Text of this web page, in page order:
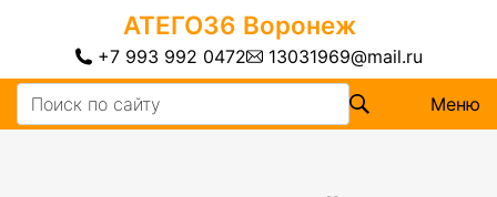
АТЕГО36 Воронеж
+7 993 992 0472 13031969@mail.ru
Меню